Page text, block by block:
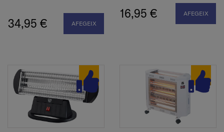
34,95 € AFEGEIX
16,95 € AFEGEIX